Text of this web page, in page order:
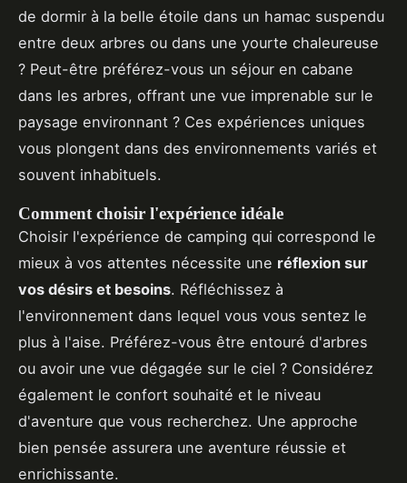
de dormir à la belle étoile dans un hamac suspendu
entre deux arbres ou dans une yourte chaleureuse
? Peut-être préférez-vous un séjour en cabane
dans les arbres, offrant une vue imprenable sur le
paysage environnant ? Ces expériences uniques
vous plongent dans des environnements variés et
souvent inhabituels.
Comment choisir l'expérience idéale
Choisir l'expérience de camping qui correspond le
mieux à vos attentes nécessite une réflexion sur
vos désirs et besoins. Réfléchissez à
l'environnement dans lequel vous vous sentez le
plus à l'aise. Préférez-vous être entouré d'arbres
ou avoir une vue dégagée sur le ciel ? Considérez
également le confort souhaité et le niveau
d'aventure que vous recherchez. Une approche
bien pensée assurera une aventure réussie et
enrichissante.